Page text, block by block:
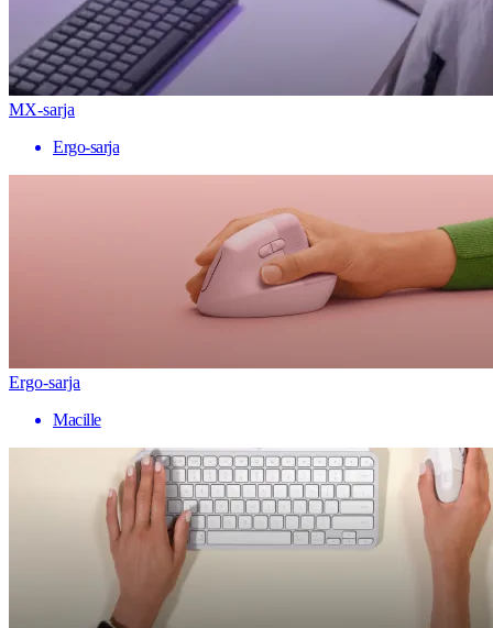
MX-sarja
Ergo-sarja
Ergo-sarja
Macille